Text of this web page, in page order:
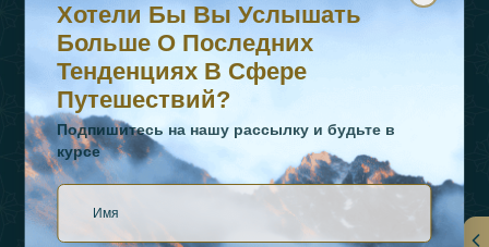
WhatsApp Нет :+442034682356
+971552944761
Хотели Бы Вы Услышать
Больше О Последних
Тенденциях В Сфере
Путешествий?
Подпишитесь на нашу рассылку и будьте в
курсе